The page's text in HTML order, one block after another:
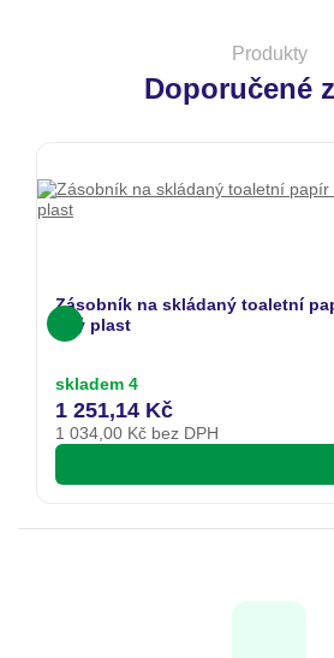
Produkty
Doporučené
Zásobník na skládaný toaletní
bílý plast
skladem 4
1 251,14 Kč
1 034,00 Kč bez DPH